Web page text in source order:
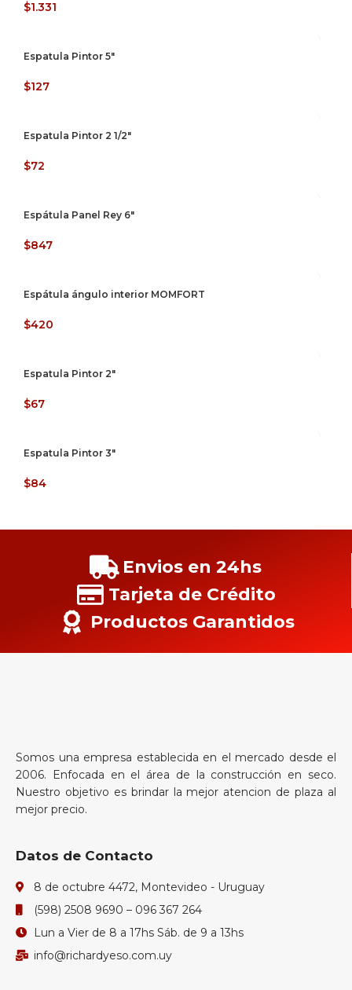
$1.331
Espatula Pintor 5″
$127
Espatula Pintor 2 1/2″
$72
Espátula Panel Rey 6″
$847
Espátula ángulo interior MOMFORT
$420
Espatula Pintor 2″
$67
Espatula Pintor 3″
$84
Envios en 24hs
Tarjeta de Crédito
Productos Garantidos
Somos una empresa establecida en el mercado desde el
2006. Enfocada en el área de la construcción en seco.
Nuestro objetivo es brindar la mejor atencion de plaza al
mejor precio.
Datos de Contacto
8 de octubre 4472, Montevideo - Uruguay
(598) 2508 9690 – 096 367 264
Lun a Vier de 8 a 17hs Sáb. de 9 a 13hs
info@richardyeso.com.uy